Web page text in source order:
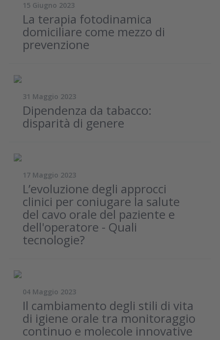
15 Giugno 2023
La terapia fotodinamica
domiciliare come mezzo di
prevenzione
31 Maggio 2023
Dipendenza da tabacco:
disparità di genere
17 Maggio 2023
L’evoluzione degli approcci
clinici per coniugare la salute
del cavo orale del paziente e
dell'operatore - Quali
tecnologie?
04 Maggio 2023
Il cambiamento degli stili di vita
di igiene orale tra monitoraggio
continuo e molecole innovative